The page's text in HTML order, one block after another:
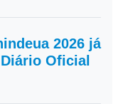
2026 já
Oficial